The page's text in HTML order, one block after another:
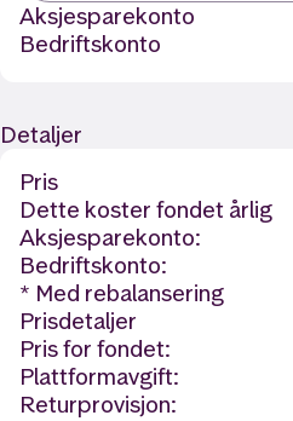
Aksjesparekonto
Bedriftskonto
Detaljer
Pris
Dette koster fondet årlig
Aksjesparekonto:
Bedriftskonto:
* Med rebalansering
Prisdetaljer
Pris for fondet:
Plattformavgift:
Returprovisjon: